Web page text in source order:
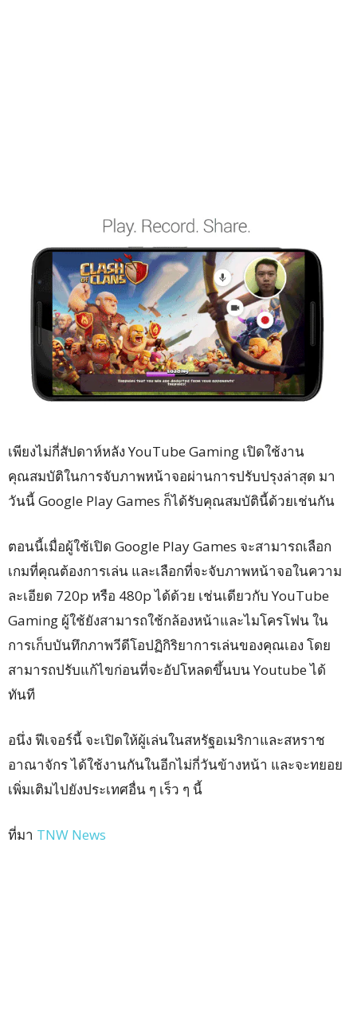
เพียงไม่กี่สัปดาห์หลัง YouTube Gaming เปิดใช้งาน
คุณสมบัติในการจับภาพหน้าจอผ่านการปรับปรุงล่าสุด มา
วันนี้ Google Play Games ก็ได้รับคุณสมบัตินี้ด้วยเช่นกัน
ตอนนี้เมื่อผู้ใช้เปิด Google Play Games จะสามารถเลือก
เกมที่คุณต้องการเล่น และเลือกที่จะจับภาพหน้าจอในความ
ละเอียด 720p หรือ 480p ได้ด้วย เช่นเดียวกับ YouTube
Gaming ผู้ใช้ยังสามารถใช้กล้องหน้าและไมโครโฟน ใน
การเก็บบันทึกภาพวีดีโอปฏิกิริยาการเล่นของคุณเอง โดย
สามารถปรับแก้ไขก่อนที่จะอัปโหลดขึ้นบน Youtube ได้
ทันที
อนึ่ง ฟีเจอร์นี้ จะเปิดให้ผู้เล่นในสหรัฐอเมริกาและสหราช
อาณาจักร ได้ใช้งานกันในอีกไม่กี่วันข้างหน้า และจะทยอย
เพิ่มเติมไปยังประเทศอื่น ๆ เร็ว ๆ นี้
ที่มา TNW News